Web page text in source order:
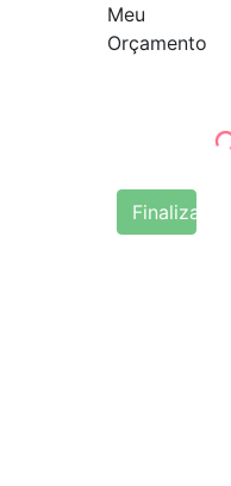
Meu
Orçamento
Finalizar